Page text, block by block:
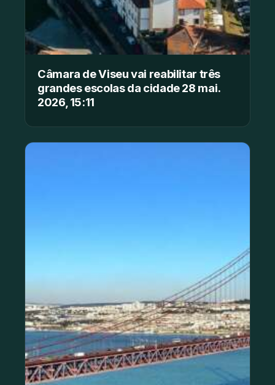
Câmara de Viseu vai reabilitar três
grandes escolas da cidade 28 mai.
2026, 15:11